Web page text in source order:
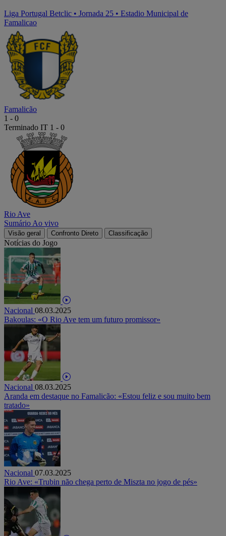
Liga Portugal Betclic • Jornada 25 • Estadio Municipal de
Famalicao
Famalicão
1 - 0
Terminado IT 1 - 0
Rio Ave
Sumário Ao vivo
Visão geral Confronto Direto Classificação
Notícias do Jogo
Nacional 08.03.2025
Bakoulas: «O Rio Ave tem um futuro promissor»
Nacional 08.03.2025
Aranda em destaque no Famalicão: «Estou feliz e sou muito bem
tratado»
Nacional 07.03.2025
Rio Ave: «Trubin não chega perto de Miszta no jogo de pés»